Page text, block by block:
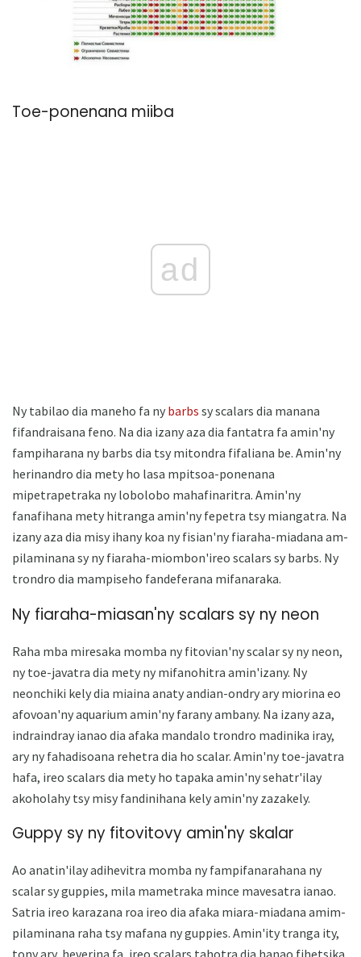
Toe-ponenana miiba
ad
Ny tabilao dia maneho fa ny barbs sy scalars dia manana
fifandraisana feno. Na dia izany aza dia fantatra fa amin'ny
fampiharana ny barbs dia tsy mitondra fifaliana be. Amin'ny
herinandro dia mety ho lasa mpitsoa-ponenana
mipetrapetraka ny lobolobo mahafinaritra. Amin'ny
fanafihana mety hitranga amin'ny fepetra tsy miangatra. Na
izany aza dia misy ihany koa ny fisian'ny fiaraha-miadana am-
pilaminana sy ny fiaraha-miombon'ireo scalars sy barbs. Ny
trondro dia mampiseho fandeferana mifanaraka.
Ny fiaraha-miasan'ny scalars sy ny neon
Raha mba miresaka momba ny fitovian'ny scalar sy ny neon,
ny toe-javatra dia mety ny mifanohitra amin'izany. Ny
neonchiki kely dia miaina anaty andian-ondry ary miorina eo
afovoan'ny aquarium amin'ny farany ambany. Na izany aza,
indraindray ianao dia afaka mandalo trondro madinika iray,
ary ny fahadisoana rehetra dia ho scalar. Amin'ny toe-javatra
hafa, ireo scalars dia mety ho tapaka amin'ny sehatr'ilay
akoholahy tsy misy fandinihana kely amin'ny zazakely.
Guppy sy ny fitovitovy amin'ny skalar
Ao anatin'ilay adihevitra momba ny fampifanarahana ny
scalar sy guppies, mila mametraka mince mavesatra ianao.
Satria ireo karazana roa ireo dia afaka miara-miadana amim-
pilaminana raha tsy mafana ny guppies. Amin'ity tranga ity,